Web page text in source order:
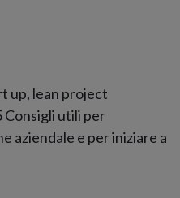
up, lean project
Consigli utili per
aziendale e per iniziare a